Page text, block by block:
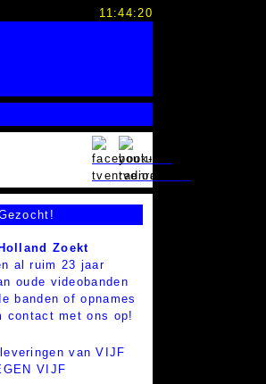
11:44:21
Zoekt
al ruim 23 jaar
oude videobanden
banden of opnames
contact met ons op!
van VIJF
VIJF